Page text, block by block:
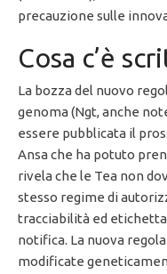
precauzione sulle
Cosa c’è
La bozza del nuovo
genoma (Ngt, anche
essere pubblicata il
Ansa che ha potuto
rivela che le Tea non
stesso regime di
tracciabilità ed
notifica. La nuova
modificate